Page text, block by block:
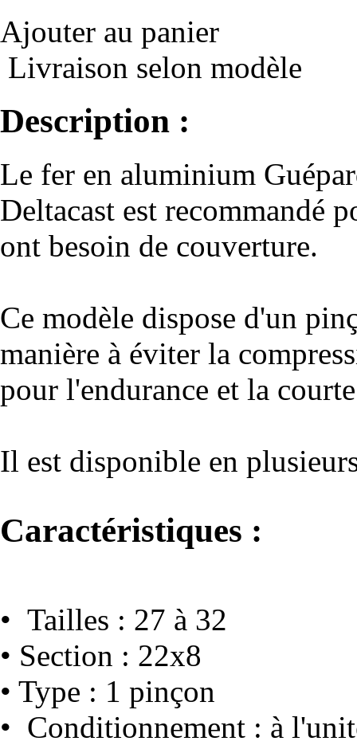
Ajouter au panier
Livraison selon modèle
Description :
Le fer en aluminium
Deltacast est recommandé
ont besoin de couverture.
Ce modèle dispose d'un
manière à éviter la
pour l'endurance et la
Il est disponible en
Caractéristiques :
• Tailles : 27 à 32
• Section : 22x8
• Type : 1 pinçon
• Conditionnement : à